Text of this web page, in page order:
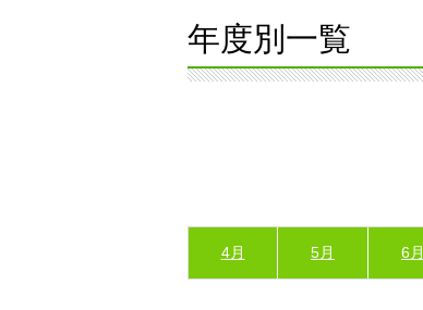
年度別一覧
4月 5月 6月